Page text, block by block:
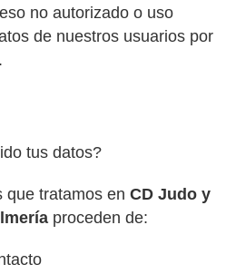
no autorizado o uso
de nuestros usuarios por
tus datos?
que tratamos en CD Judo y
proceden de: